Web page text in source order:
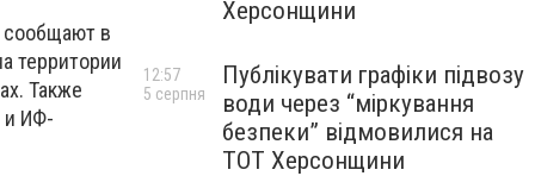
сообщают в
территории
Также
и ИФ-
Херсонщини
Публікувати графіки підвозу
води через “міркування
безпеки” відмовилися на
ТОТ Херсонщини
12:57
5 серпня